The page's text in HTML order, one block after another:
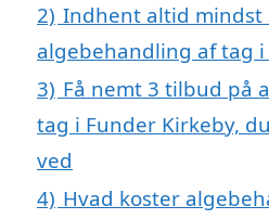
2) Indhent altid mindst
algebehandling af tag
3) Få nemt 3 tilbud på
tag i Funder Kirkeby,
ved
4) Hvad koster